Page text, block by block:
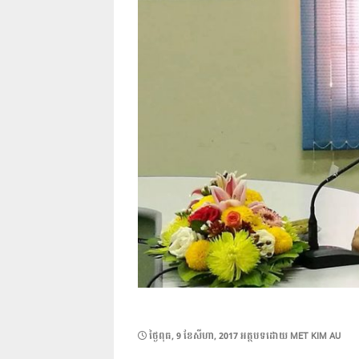
POSTED
ថ្ងៃ​ពុធ, 9 ខែ​សីហា, 2017អត្ថបទដោយ MET KIM AU